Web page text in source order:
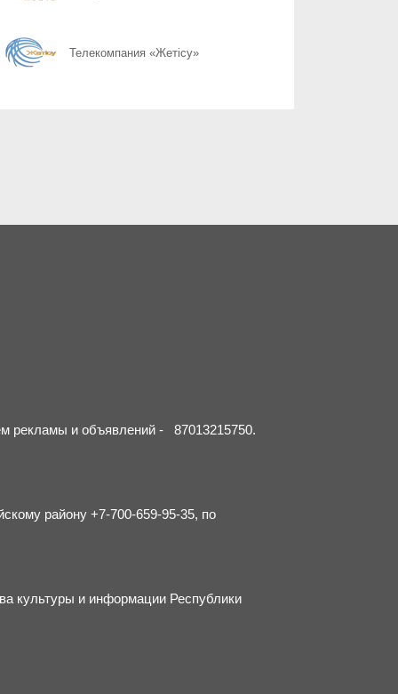
Телекомпания «Жетісу»
рекламы и объявлений - 87013215750.
району +7-700-659-95-35, по
культуры и информации Республики